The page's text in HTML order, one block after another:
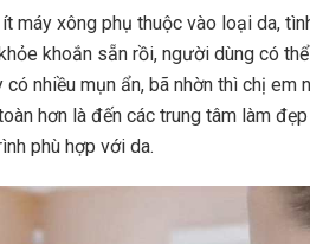
máy xông phụ thuộc vào loại da,
khoắn sẵn rồi, người dùng có
nhiều mụn ẩn, bã nhờn thì chị em
hơn là đến các trung tâm làm
phù hợp với da.